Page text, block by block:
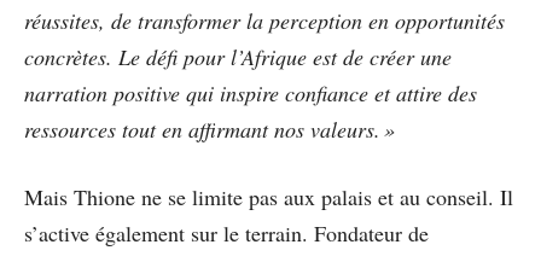
réussites, de transformer la perception en opportunités
concrètes. Le défi pour l’Afrique est de créer une
narration positive qui inspire confiance et attire des
ressources tout en affirmant nos valeurs. »
Mais Thione ne se limite pas aux palais et au conseil. Il
s’active également sur le terrain. Fondateur de